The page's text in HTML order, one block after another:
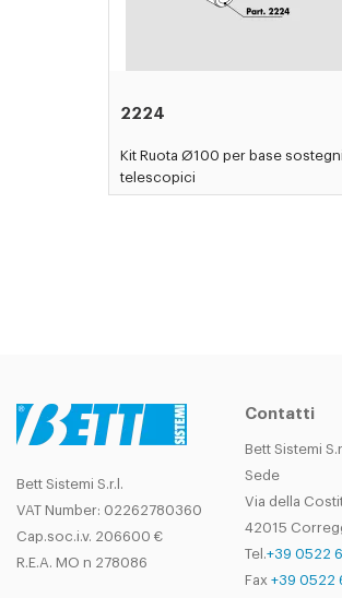
2224
Kit Ruota Ø100 per base sostegni
telescopici
Bett Sistemi S.r.l.
VAT Number: 02262780360
Cap.soc.i.v. 206600 €
R.E.A. MO n 278086
Contatti
Bett Sistemi
Sede
Via della
42015
Tel.+39 0522
Fax +39 0522